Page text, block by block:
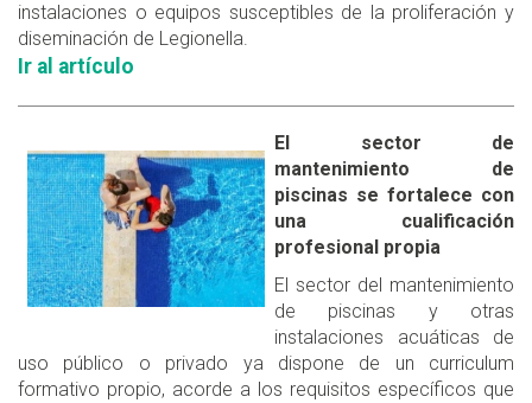
instalaciones o equipos susceptibles de la proliferación y
diseminación de Legionella.
Ir al artículo
El sector de
mantenimiento de
piscinas se fortalece con
una cualificación
profesional propia
El sector del mantenimiento
de piscinas y otras
instalaciones acuáticas de
uso público o privado ya dispone de un curriculum
formativo propio, acorde a los requisitos específicos que